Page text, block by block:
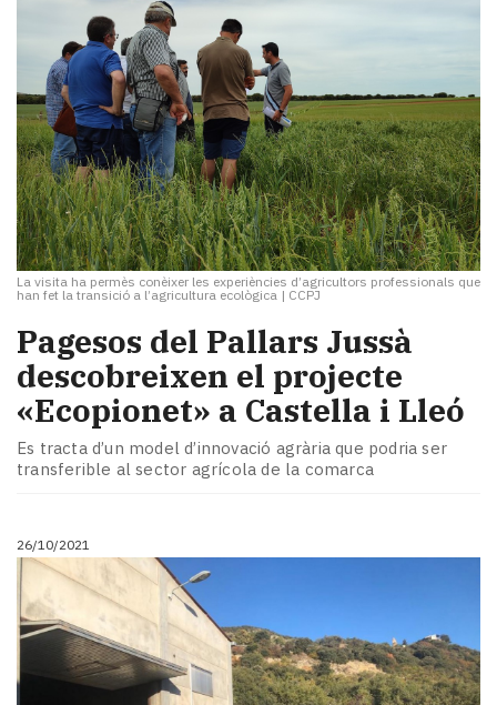
La visita ha permès conèixer les experiències d’agricultors professionals que
han fet la transició a l’agricultura ecològica | CCPJ
Pagesos del Pallars Jussà
descobreixen el projecte
«Ecopionet» a Castella i Lleó
Es tracta d’un model d’innovació agrària que podria ser
transferible al sector agrícola de la comarca
26/10/2021